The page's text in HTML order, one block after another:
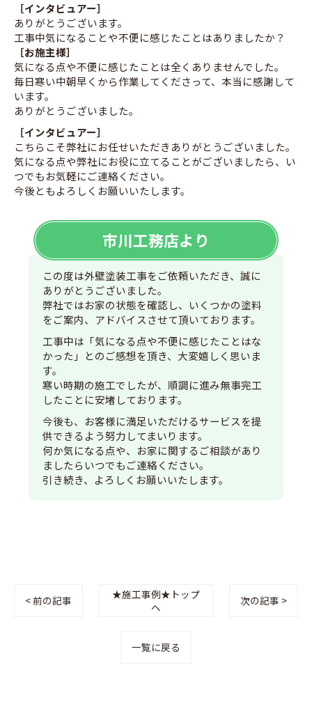
［インタビュアー］
ありがとうございます。
工事中気になることや不便に感じたことはありましたか？
［お施主様］
気になる点や不便に感じたことは全くありませんでした。
毎日寒い中朝早くから作業してくださって、本当に感謝して
います。
ありがとうございました。
［インタビュアー］
こちらこそ弊社にお任せいただきありがとうございました。
気になる点や弊社にお役に立てることがございましたら、い
つでもお気軽にご連絡ください。
今後ともよろしくお願いいたします。
市川工務店より
この度は外壁塗装工事をご依頼いただき、誠に
ありがとうございました。
弊社ではお家の状態を確認し、いくつかの塗料
をご案内、アドバイスさせて頂いております。
工事中は「気になる点や不便に感じたことはな
かった」とのご感想を頂き、大変嬉しく思いま
す。
寒い時期の施工でしたが、順調に進み無事完工
したことに安堵しております。
今後も、お客様に満足いただけるサービスを提
供できるよう努力してまいります。
何か気になる点や、お家に関するご相談があり
ましたらいつでもご連絡ください。
引き続き、よろしくお願いいたします。
< 前の記事
★施工事例★トップ
へ
次の記事 >
一覧に戻る